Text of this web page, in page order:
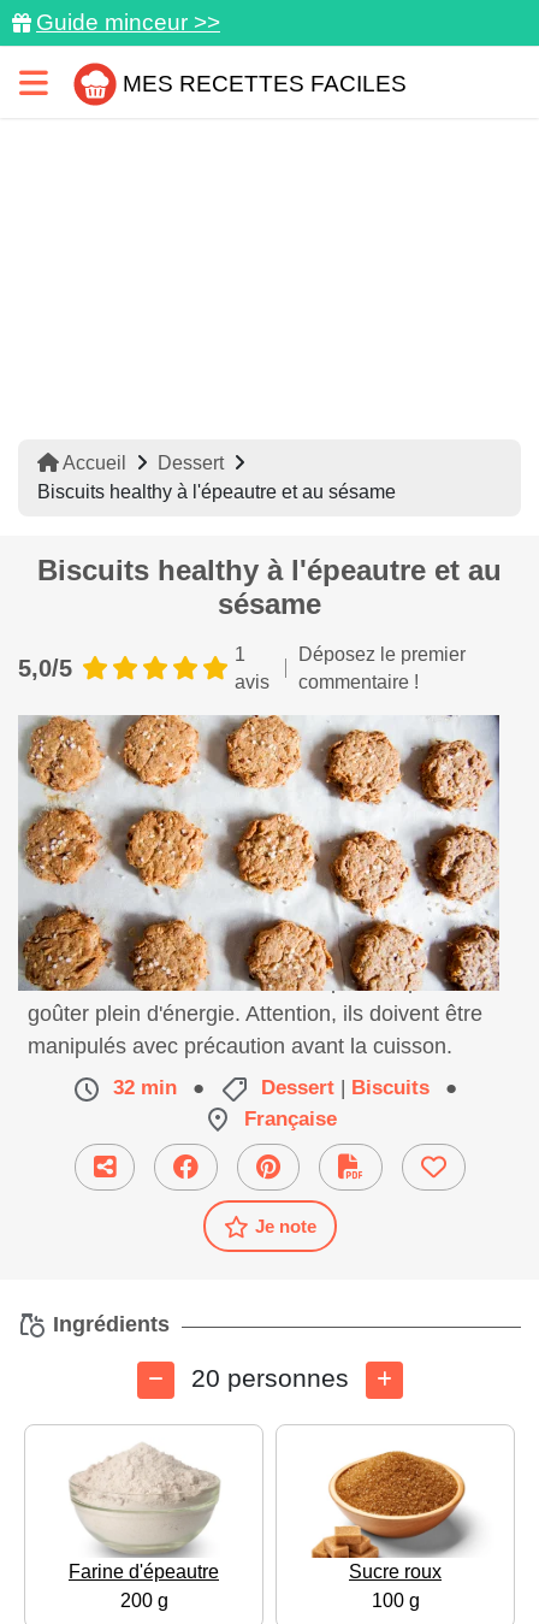
Guide minceur >>
MES RECETTES FACILES
Accueil
Dessert
Biscuits healthy à l'épeautre et au sésame
Biscuits healthy à l'épeautre et au
sésame
5,0/5
1
avis
Déposez le premier
commentaire !
Ces biscuits sains et bons sont parfaits pour un
goûter plein d'énergie. Attention, ils doivent être
manipulés avec précaution avant la cuisson.
32 min ● Dessert | Biscuits
●
Française
Je note
Ingrédients
20 personnes
Farine d'épeautre
200 g
Sucre roux
100 g